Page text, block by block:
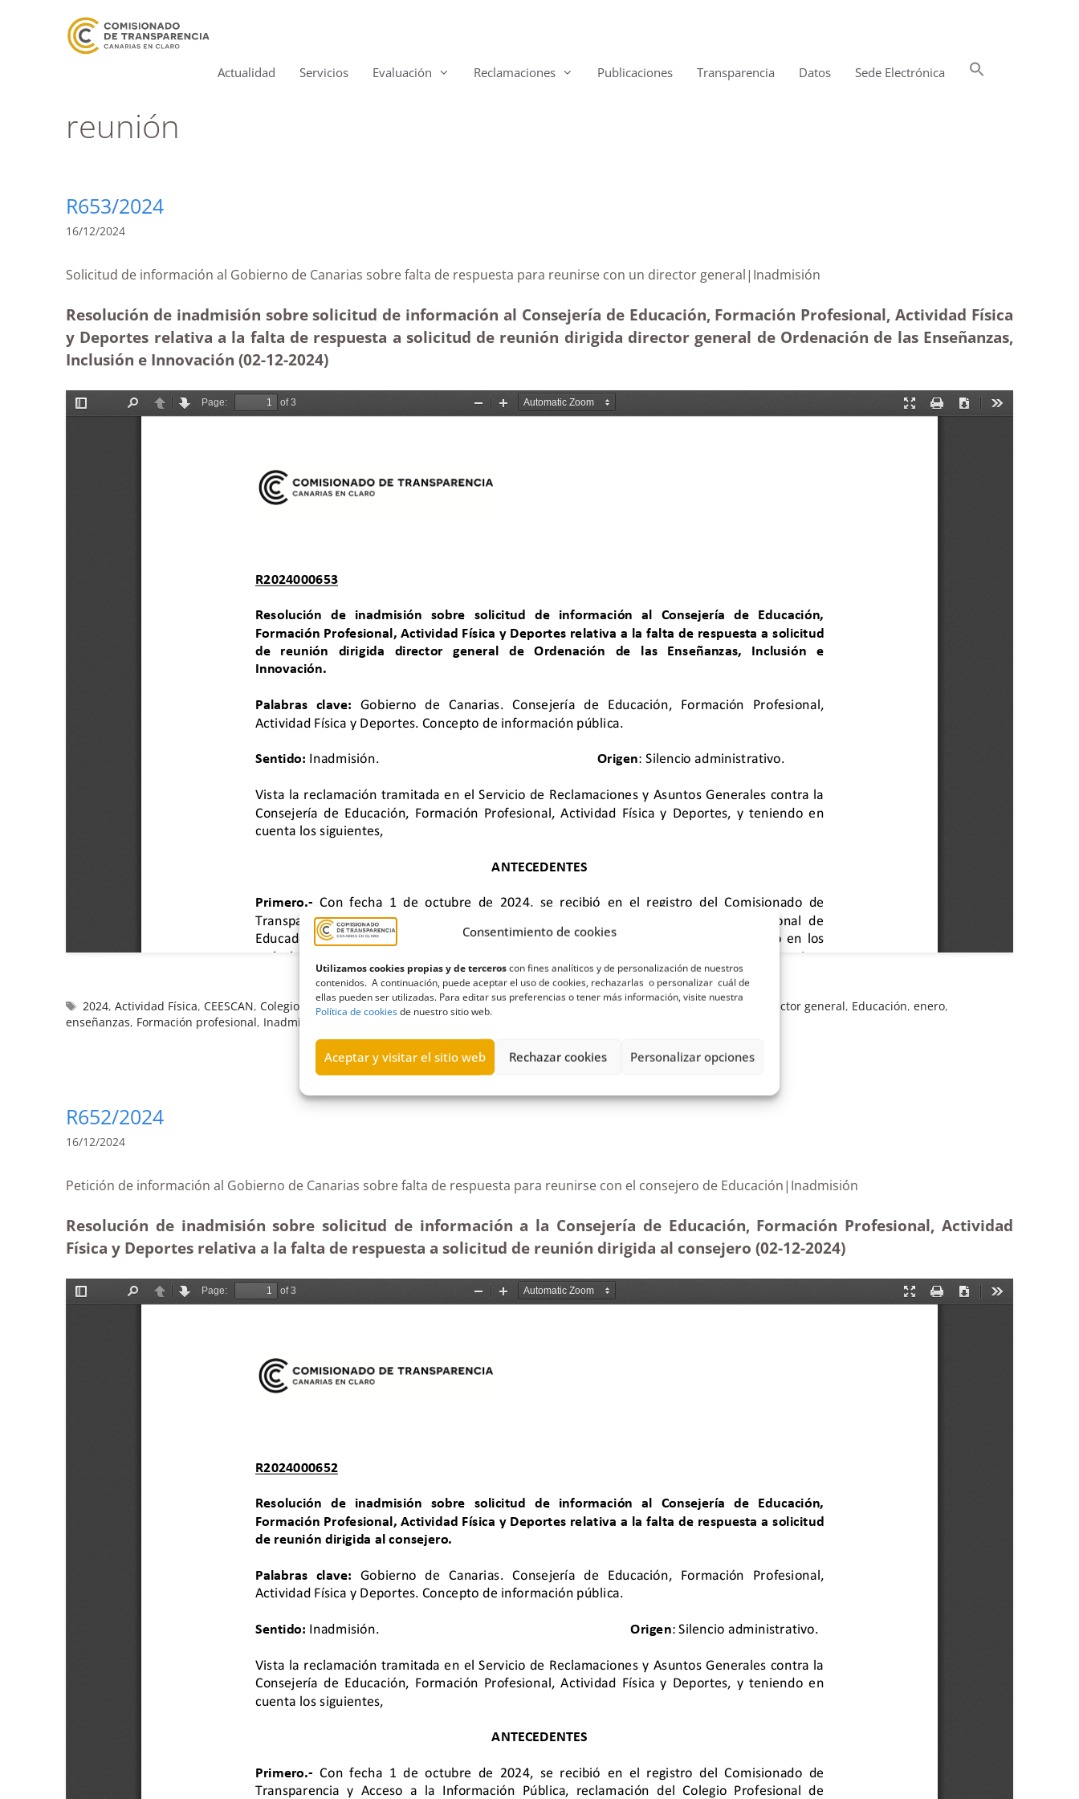
Consentimiento de cookies
Utilizamos cookies propias y de terceroscon fines analíticos y de personalización de nuestros
contenidos. A continuación, puede aceptar el uso de cookies, rechazarlas o personalizar cuál de
ellas pueden ser utilizadas. Para editar sus preferencias o tener más información, visite nuestra
Política de cookiesde nuestro sitio web.
Aceptar y visitar el sitio web Rechazar cookies Personalizar opciones
Actualidad Servicios Evaluación Reclamaciones Publicaciones Transparencia Datos Sede Electrónica
reunión
R653/2024
16/12/2024
Solicitud de información al Gobierno de Canarias sobre falta de respuesta para reunirse con un director general|Inadmisión
Resolución de inadmisión sobre solicitud de información al Consejería de Educación, Formación Profesional, Actividad Física
y Deportes relativa a la falta de respuesta a solicitud de reunión dirigida director general de Ordenación de las Enseñanzas,
Inclusión e Innovación (02-12-2024)
2024,Actividad Física,CEESCAN,Colegio Profesional de Educadores y Educadoras Sociales de Canarias,consejería,deportes director general, Educación,enero,
enseñanzas, Formación profesional, Inadmisión
R652/2024
16/12/2024
Petición de información al Gobierno de Canarias sobre falta de respuesta para reunirse con el consejero de Educación|Inadmisión
Resolución de inadmisión sobre solicitud de información a la Consejería de Educación, Formación Profesional, Actividad
Física y Deportes relativa a la falta de respuesta a solicitud de reunión dirigida al consejero (02-12-2024)